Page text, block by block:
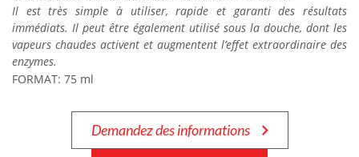
Il est très simple à utiliser, rapide et garanti des résultats
immédiats. Il peut être également utilisé sous la douche, dont les
vapeurs chaudes activent et augmentent l’effet extraordinaire des
enzymes.
FORMAT: 75 ml
Demandez des informations